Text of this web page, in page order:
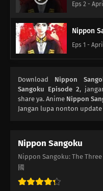
Eps 2 -
Nippon
Eps 1 -
Download Nippon
Sangoku Episode 2,
share ya. Anime Nippon
Jangan lupa nonton
Nippon Sangoku
Nippon Sangoku: The
國